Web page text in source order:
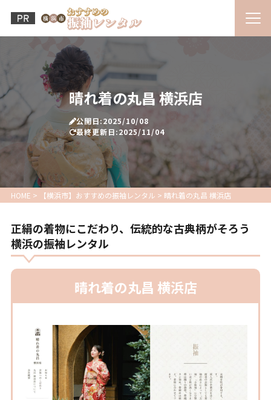
晴れ着の丸昌 横浜店
公開日:2025/10/08
最終更新日:2025/11/04
HOME > 【横浜市】おすすめの振袖レンタル > 晴れ着の丸昌 横浜店
正絹の着物にこだわり、伝統的な古典柄がそろう
横浜の振袖レンタル
晴れ着の丸昌 横浜店